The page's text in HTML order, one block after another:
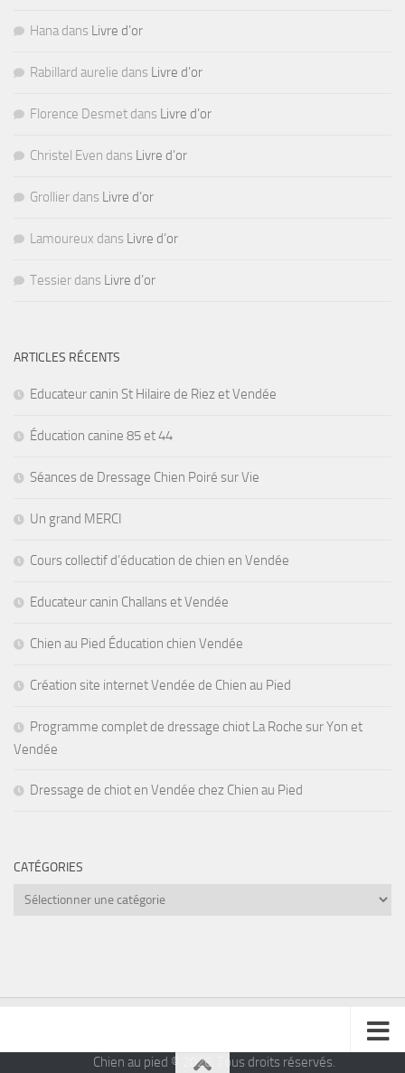
Hana dans Livre d’or
Rabillard aurelie dans Livre d’or
Florence Desmet dans Livre d’or
Christel Even dans Livre d’or
Grollier dans Livre d’or
Lamoureux dans Livre d’or
Tessier dans Livre d’or
ARTICLES RÉCENTS
Educateur canin St Hilaire de Riez et Vendée
Éducation canine 85 et 44
Séances de Dressage Chien Poiré sur Vie
Un grand MERCI
Cours collectif d’éducation de chien en Vendée
Educateur canin Challans et Vendée
Chien au Pied Éducation chien Vendée
Création site internet Vendée de Chien au Pied
Programme complet de dressage chiot La Roche sur Yon et
Vendée
Dressage de chiot en Vendée chez Chien au Pied
CATÉGORIES
Catégories
Chien au pied © 2026. Tous droits réservés.